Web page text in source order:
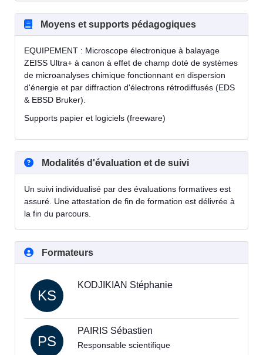
Moyens et supports pédagogiques
EQUIPEMENT : Microscope électronique à balayage
ZEISS Ultra+ à canon à effet de champ doté de systèmes
de microanalyses chimique fonctionnant en dispersion
d'énergie et par diffraction d'électrons rétrodiffusés (EDS
& EBSD Bruker).
Supports papier et logiciels (freeware)
Modalités d'évaluation et de suivi
Un suivi individualisé par des évaluations formatives est
assuré. Une attestation de fin de formation est délivrée à
la fin du parcours.
Formateurs
KS
KODJIKIAN Stéphanie
PS
PAIRIS Sébastien
Responsable scientifique